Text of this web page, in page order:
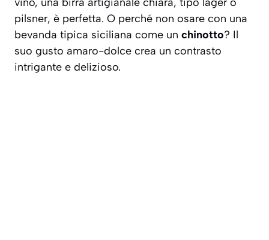
pilsner, è perfetta. O perché non osare con una
bevanda tipica siciliana come un chinotto? Il
suo gusto amaro-dolce crea un contrasto
intrigante e delizioso.